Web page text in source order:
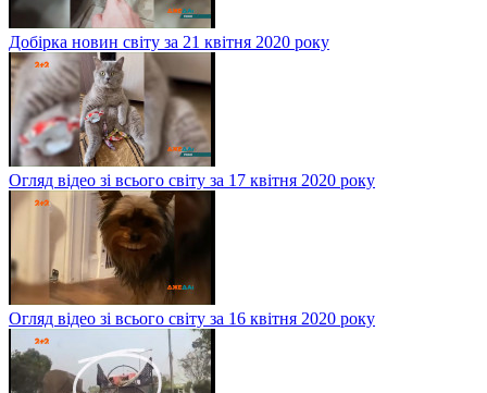
Добірка новин світу за 21 квітня 2020 року
Огляд відео зі всього світу за 17 квітня 2020 року
Огляд відео зі всього світу за 16 квітня 2020 року